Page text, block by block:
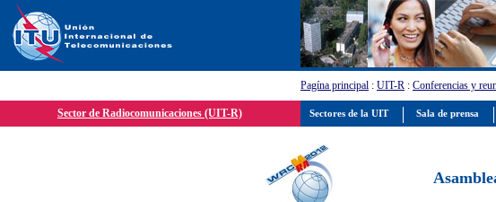
Pagína principal : UIT-R : Conferencias y
Sector de Radiocomunicaciones (UIT-R) Sectores de la UIT Sala de prensa